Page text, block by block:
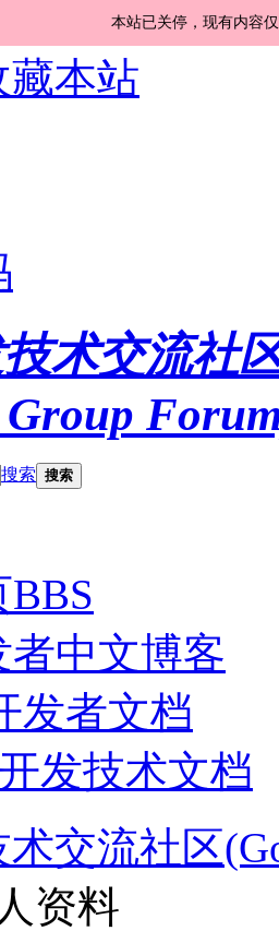
本站已关停，现有内容
藏本站
搜索 搜索
BBS
者中文博客
发者文档
发技术文档
交流社区
资料